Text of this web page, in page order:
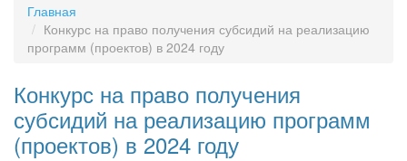
Главная
Конкурс на право получения субсидий на реализацию
программ (проектов) в 2024 году
Конкурс на право получения
субсидий на реализацию программ
(проектов) в 2024 году